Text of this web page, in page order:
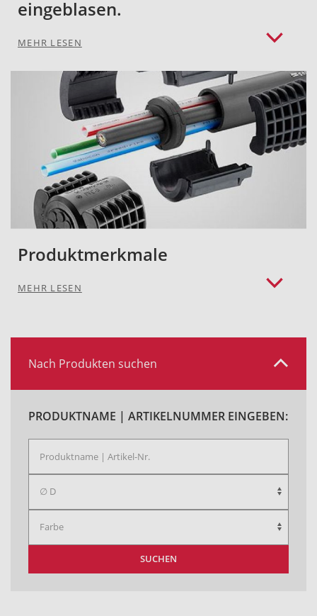
eingeblasen.
MEHR LESEN
Produktmerkmale
MEHR LESEN
Nach Produkten suchen
PRODUKTNAME | ARTIKELNUMMER EINGEBEN:
SUCHEN